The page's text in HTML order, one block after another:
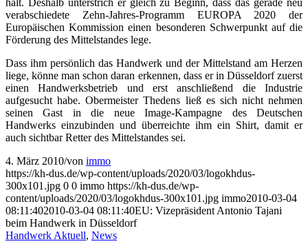
hält. Deshalb unterstrich er gleich zu Beginn, dass das gerade neu
verabschiedete Zehn-Jahres-Programm EUROPA 2020 der
Europäischen Kommission einen besonderen Schwerpunkt auf die
Förderung des Mittelstandes lege.
Dass ihm persönlich das Handwerk und der Mittelstand am Herzen
liege, könne man schon daran erkennen, dass er in Düsseldorf zuerst
einen Handwerksbetrieb und erst anschließend die Industrie
aufgesucht habe. Obermeister Thedens ließ es sich nicht nehmen
seinen Gast in die neue Image-Kampagne des Deutschen
Handwerks einzubinden und überreichte ihm ein Shirt, damit er
auch sichtbar Retter des Mittelstandes sei.
4. März 2010/von immo
https://kh-dus.de/wp-content/uploads/2020/03/logokhdus-
300x101.jpg 0 0 immo https://kh-dus.de/wp-
content/uploads/2020/03/logokhdus-300x101.jpg immo2010-03-04
08:11:402010-03-04 08:11:40EU: Vizepräsident Antonio Tajani
beim Handwerk in Düsseldorf
Handwerk Aktuell, News